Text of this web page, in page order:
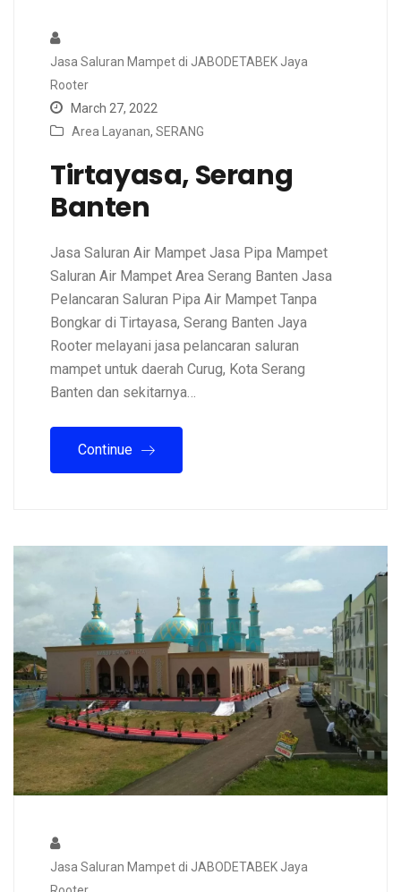
Jasa Saluran Mampet di JABODETABEK Jaya
Rooter
March 27, 2022
Area Layanan, SERANG
Tirtayasa, Serang
Banten
Jasa Saluran Air Mampet Jasa Pipa Mampet
Saluran Air Mampet Area Serang Banten Jasa
Pelancaran Saluran Pipa Air Mampet Tanpa
Bongkar di Tirtayasa, Serang Banten Jaya
Rooter melayani jasa pelancaran saluran
mampet untuk daerah Curug, Kota Serang
Banten dan sekitarnya…
Continue
Jasa Saluran Mampet di JABODETABEK Jaya